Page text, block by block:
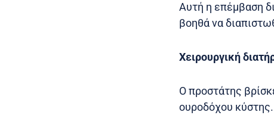
Αυτή η επέμβαση
βοηθά να
Χειρουργική
Ο προστάτης
ουροδόχου κύστης.